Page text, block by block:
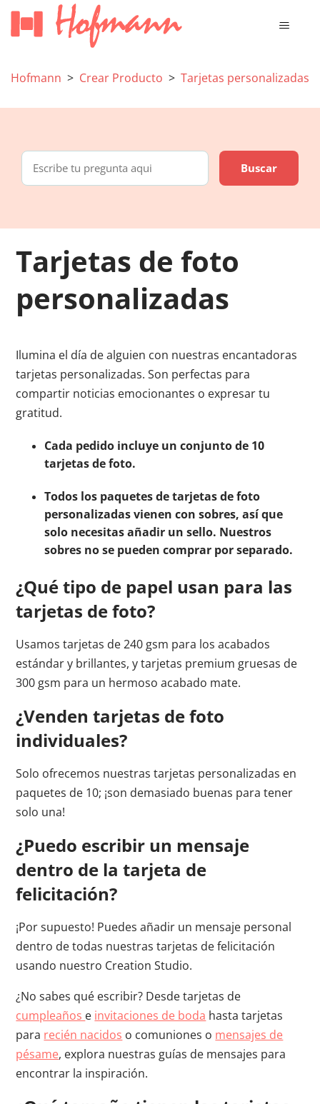
Hofmann Crear Producto Tarjetas personalizadas
Tarjetas de foto
personalizadas
Ilumina el día de alguien con nuestras encantadoras
tarjetas personalizadas. Son perfectas para
compartir noticias emocionantes o expresar tu
gratitud.
Cada pedido incluye un conjunto de 10
tarjetas de foto.
Todos los paquetes de tarjetas de foto
personalizadas vienen con sobres, así que
solo necesitas añadir un sello. Nuestros
sobres no se pueden comprar por separado.
¿Qué tipo de papel usan para las
tarjetas de foto?
Usamos tarjetas de 240 gsm para los acabados
estándar y brillantes, y tarjetas premium gruesas de
300 gsm para un hermoso acabado mate.
¿Venden tarjetas de foto
individuales?
Solo ofrecemos nuestras tarjetas personalizadas en
paquetes de 10; ¡son demasiado buenas para tener
solo una!
¿Puedo escribir un mensaje
dentro de la tarjeta de
felicitación?
¡Por supuesto! Puedes añadir un mensaje personal
dentro de todas nuestras tarjetas de felicitación
usando nuestro Creation Studio.
¿No sabes qué escribir? Desde tarjetas de
cumpleaños e invitaciones de boda hasta tarjetas
para recién nacidos o comuniones o mensajes de
pésame, explora nuestras guías de mensajes para
encontrar la inspiración.